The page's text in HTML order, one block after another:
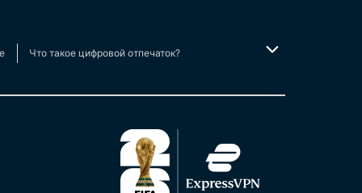
Что такое цифровой отпечаток?